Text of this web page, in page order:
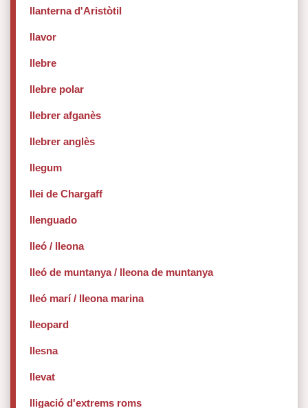
llanterna d'Aristòtil
llavor
llebre
llebre polar
llebrer afganès
llebrer anglès
llegum
llei de Chargaff
llenguado
lleó / lleona
lleó de muntanya / lleona de muntanya
lleó marí / lleona marina
lleopard
llesna
llevat
lligació d'extrems roms